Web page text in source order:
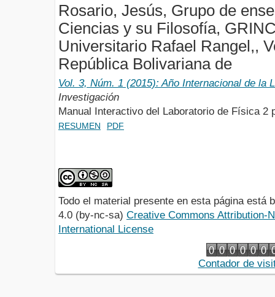
Rosario, Jesús, Grupo de
Ciencias y su Filosofía,
Universitario Rafael Rangel,,
República Bolivariana de
Vol. 3, Núm. 1 (2015): Año Internacional de la
Investigación
Manual Interactivo del Laboratorio de Física 2
RESUMEN PDF
Todo el material presente en esta página está
4.0 (by-nc-sa) Creative Commons Attribution-
International License
Contador de